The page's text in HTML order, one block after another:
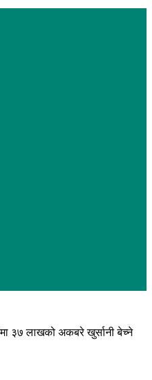
३७ लाखको अकबरे खुर्सानी बेच्ने